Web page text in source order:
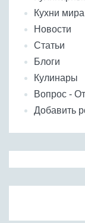
Кухни мира
Новости
Статьи
Блоги
Кулинары
Вопрос -
Добавить